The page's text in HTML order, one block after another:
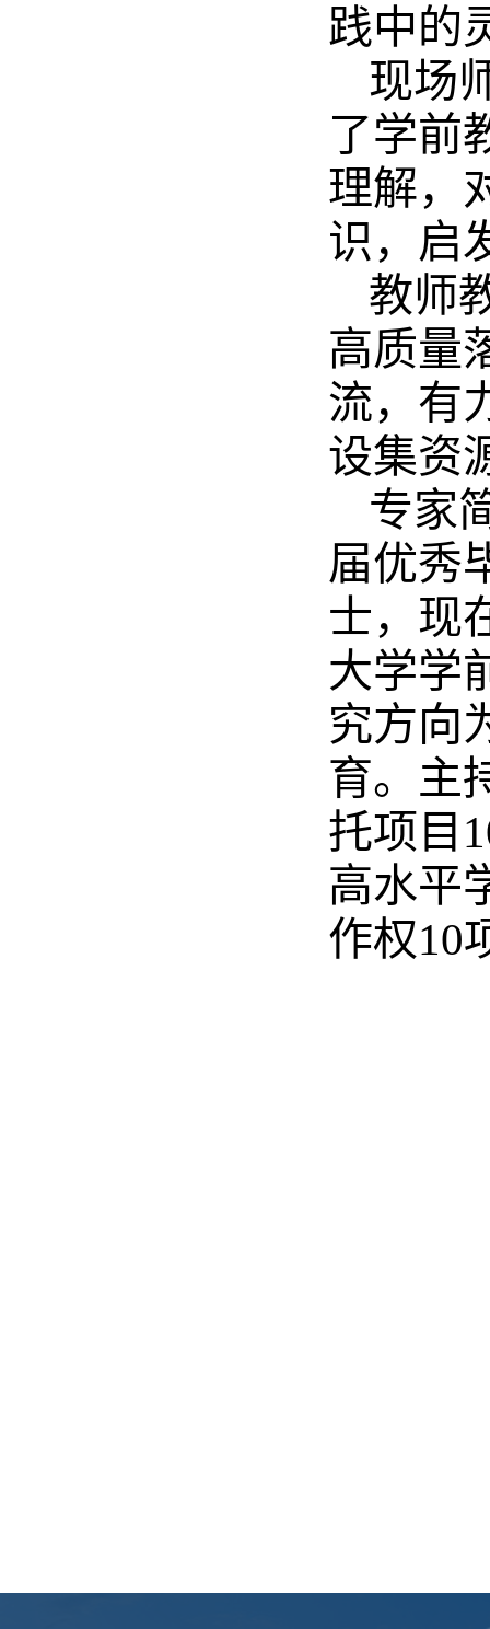
践中的
现场
了学前
理解，
识，启
教师
高质量
流，有
设集资
专家
届优秀
士，现
大学学
究方向
育。主
托项目
高水平
作权10